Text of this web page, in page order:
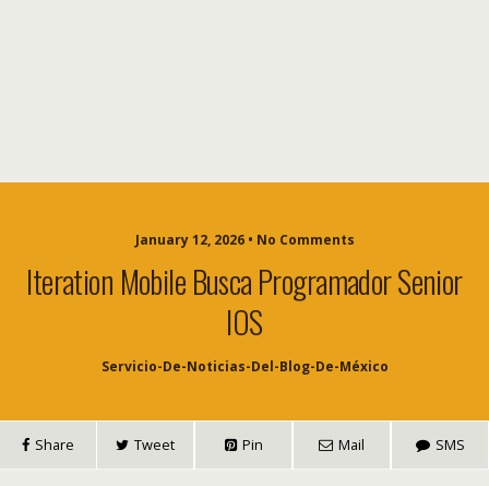
January 12, 2026 • No Comments
Iteration Mobile Busca Programador Senior
IOS
Servicio-De-Noticias-Del-Blog-De-México
Share Tweet Pin Mail SMS